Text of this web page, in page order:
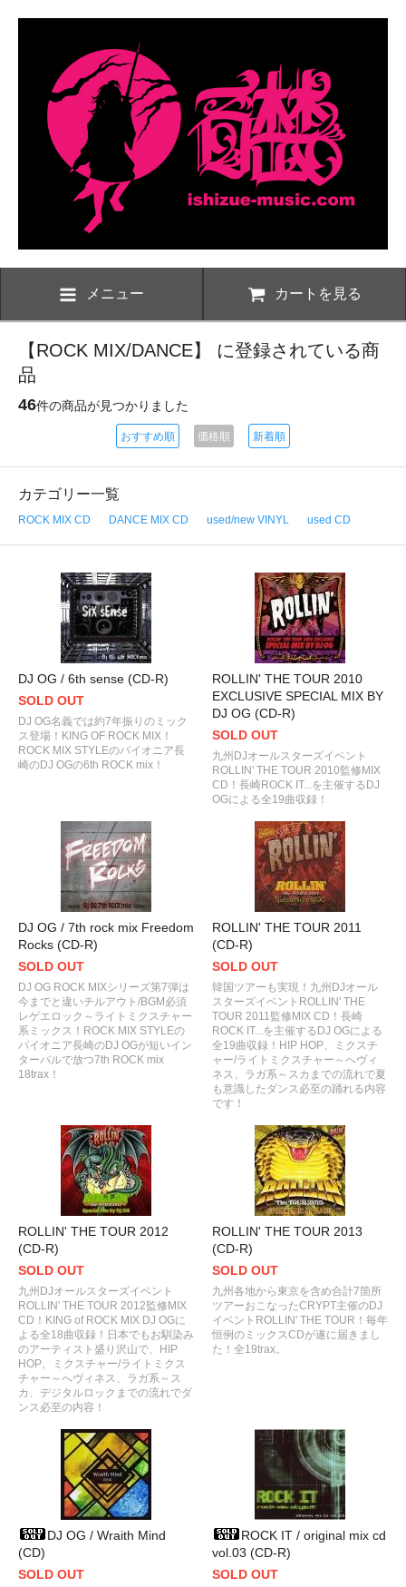
メニュー カートを見る
【ROCK MIX/DANCE】 に登録されている商
品
46件の商品が見つかりました
おすすめ順 価格順 新着順
カテゴリー一覧
ROCK MIX CD DANCE MIX CD used/new VINYL used CD
DJ OG / 6th sense (CD-R)
SOLD OUT
DJ OG名義では約7年振りのミック
ス登場！KING OF ROCK MIX！
ROCK MIX STYLEのパイオニア長
崎のDJ OGの6th ROCK mix！
ROLLIN' THE TOUR 2010
EXCLUSIVE SPECIAL MIX BY
DJ OG (CD-R)
SOLD OUT
九州DJオールスターズイベント
ROLLIN' THE TOUR 2010監修MIX
CD！長崎ROCK IT...を主催するDJ
OGによる全19曲収録！
DJ OG / 7th rock mix Freedom
Rocks (CD-R)
SOLD OUT
DJ OG ROCK MIXシリーズ第7弾は
今までと違いチルアウト/BGM必須
レゲエロック～ライトミクスチャー
系ミックス！ROCK MIX STYLEの
パイオニア長崎のDJ OGが短いイン
ターバルで放つ7th ROCK mix
18trax！
ROLLIN' THE TOUR 2011
(CD-R)
SOLD OUT
韓国ツアーも実現！九州DJオール
スターズイベントROLLIN' THE
TOUR 2011監修MIX CD！長崎
ROCK IT...を主催するDJ OGによる
全19曲収録！HIP HOP、ミクスチ
ャー/ライトミクスチャー～へヴィ
ネス、ラガ系～スカまでの流れで夏
も意識したダンス必至の踊れる内容
です！
ROLLIN' THE TOUR 2012
(CD-R)
SOLD OUT
九州DJオールスターズイベント
ROLLIN' THE TOUR 2012監修MIX
CD！KING of ROCK MIX DJ OGに
よる全18曲収録！日本でもお馴染み
のアーティスト盛り沢山で、HIP
HOP、ミクスチャー/ライトミクス
チャー～へヴィネス、ラガ系～ス
カ、デジタルロックまでの流れでダ
ンス必至の内容！
ROLLIN' THE TOUR 2013
(CD-R)
SOLD OUT
九州各地から東京を含め合計7箇所
ツアーおこなったCRYPT主催のDJ
イベントROLLIN' THE TOUR！毎年
恒例のミックスCDが遂に届きまし
た！全19trax。
DJ OG / Wraith Mind
(CD)
SOLD OUT
ROCK IT / original mix cd
vol.03 (CD-R)
SOLD OUT